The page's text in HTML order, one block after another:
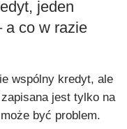
jeden
a co w razie
wspólny kredyt, ale
jest tylko na
być problem.